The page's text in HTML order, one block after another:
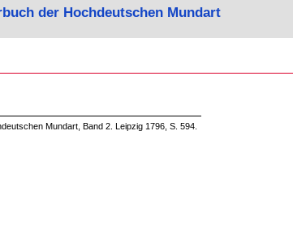
der Hochdeutschen Mundart
Mundart, Band 2. Leipzig 1796, S. 594.